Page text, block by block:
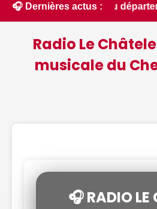
🎧 Dernières actus :
département placée
Radio Le
musicale du
🎧 RADIO LE